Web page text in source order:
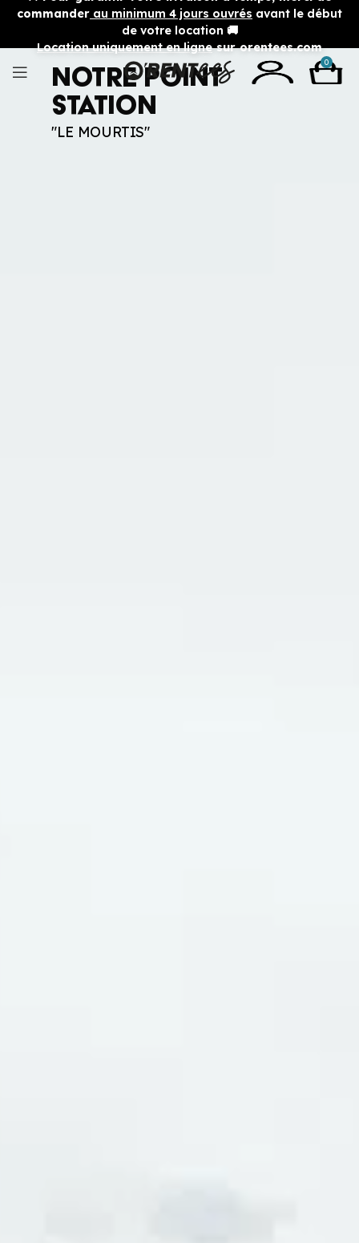
commander au minimum 4 jours ouvrés avant le début
de votre location 🚚
Location uniquement en lignesur orentees.com
0
Notre Point
station
"LE MOURTIS"